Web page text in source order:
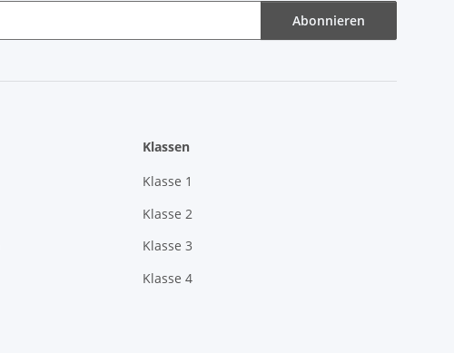
Abonnieren
Klassen
Klasse 1
Klasse 2
Klasse 3
Klasse 4